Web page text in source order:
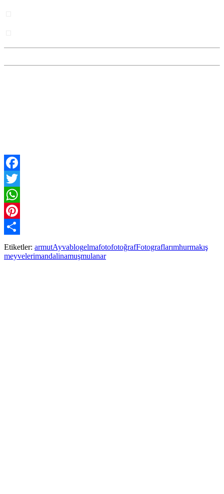
Facebook
Twitter
WhatsApp
Pinterest
Paylaş
Etiketler: armutAyvablogelmafotofotoğrafFotograflarımhurmakış
meyvelerimandalinamuşmulanar